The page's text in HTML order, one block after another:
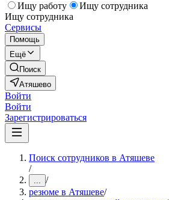
Ищу работу
Ищу сотрудника
Ищу сотрудника
Сервисы
Помощь
Ещё
Поиск
Атяшево
Войти
Войти
Зарегистрироваться
Поиск сотрудников в Атяшеве
/
... /
резюме в Атяшеве/